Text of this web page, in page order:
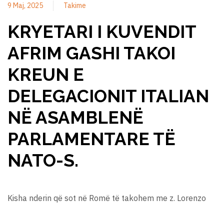
9 Maj, 2025 Takime
KRYETARI I KUVENDIT
AFRIM GASHI TAKOI
KREUN E
DELEGACIONIT ITALIAN
NË ASAMBLENË
PARLAMENTARE TË
NATO-S.
Kisha nderin që sot në Romë të takohem me z. Lorenzo